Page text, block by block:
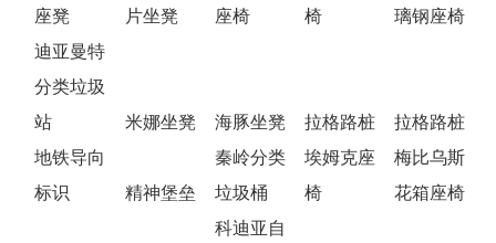
座凳
片坐凳
座椅
椅
璃钢座椅
迪亚曼特
分类垃圾
站
米娜坐凳 海豚坐凳 拉格路桩
拉格路桩
地铁导向
标识
精神堡垒
秦岭分类
垃圾桶
埃姆克座
椅
梅比乌斯
花箱座椅
科迪亚自